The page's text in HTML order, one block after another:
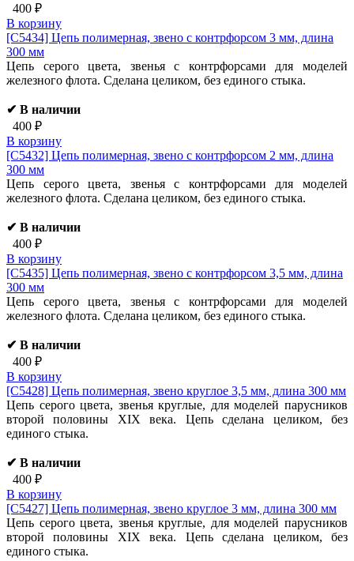
400 ₽
В корзину
[C5434] Цепь полимерная, звено с контрфорсом 3 мм, длина
300 мм
Цепь серого цвета, звенья с контрфорсами для моделей
железного флота. Сделана целиком, без единого стыка.
✔ В наличии
400 ₽
В корзину
[C5432] Цепь полимерная, звено с контрфорсом 2 мм, длина
300 мм
Цепь серого цвета, звенья с контрфорсами для моделей
железного флота. Сделана целиком, без единого стыка.
✔ В наличии
400 ₽
В корзину
[C5435] Цепь полимерная, звено с контрфорсом 3,5 мм, длина
300 мм
Цепь серого цвета, звенья с контрфорсами для моделей
железного флота. Сделана целиком, без единого стыка.
✔ В наличии
400 ₽
В корзину
[C5428] Цепь полимерная, звено круглое 3,5 мм, длина 300 мм
Цепь серого цвета, звенья круглые, для моделей парусников
второй половины XIX века. Цепь сделана целиком, без
единого стыка.
✔ В наличии
400 ₽
В корзину
[C5427] Цепь полимерная, звено круглое 3 мм, длина 300 мм
Цепь серого цвета, звенья круглые, для моделей парусников
второй половины XIX века. Цепь сделана целиком, без
единого стыка.